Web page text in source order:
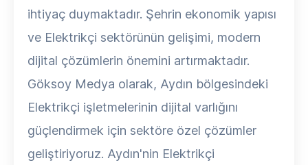
ihtiyaç duymaktadır. Şehrin ekonomik yapısı
ve Elektrikçi sektörünün gelişimi, modern
dijital çözümlerin önemini artırmaktadır.
Göksoy Medya olarak, Aydın bölgesindeki
Elektrikçi işletmelerinin dijital varlığını
güçlendirmek için sektöre özel çözümler
geliştiriyoruz. Aydın'nin Elektrikçi